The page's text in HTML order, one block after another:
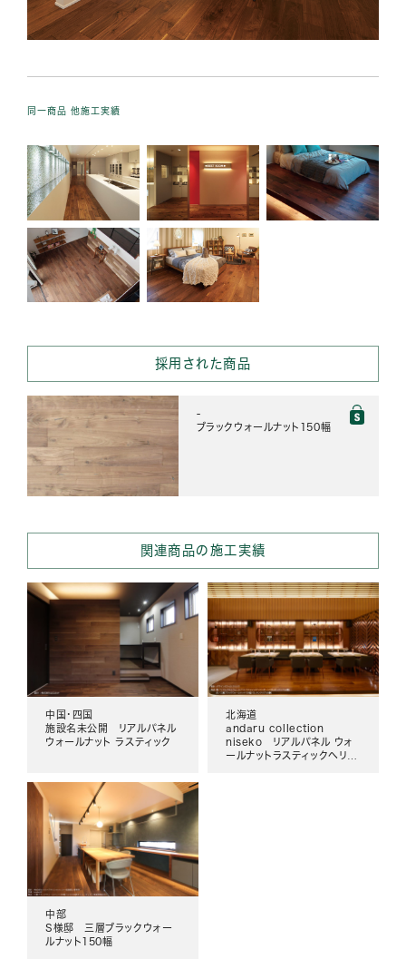
採用された商品
-
ブラックウォールナット150幅
関連商品の施工実績
中国・四国
施設名未公開 リアルパネル
ウォールナット ラスティック
北海道
andaru collection
niseko リアルパネル ウォ
ールナットラスティックヘリン
中部
S様邸 三層ブラックウォー
ルナット150幅
同一商品 他施工実績